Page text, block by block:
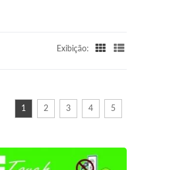
Exibição:
1 2 3 4 5